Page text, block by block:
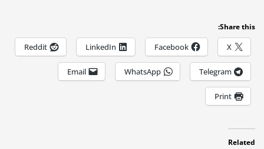
Share this:
X
Facebook
LinkedIn
Reddit
Telegram
WhatsApp
Email
Print
Related